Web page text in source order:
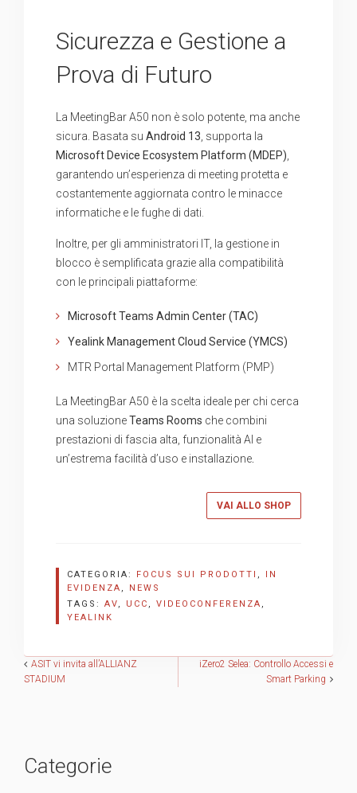
Sicurezza e Gestione a
Prova di Futuro
La MeetingBar A50 non è solo potente, ma anche
sicura. Basata su Android 13 , supporta la
Microsoft Device Ecosystem Platform (MDEP)
garantendo un’esperienza di meeting protetta e
costantemente aggiornata contro le minacce
informatiche e le fughe di dati.
Inoltre, per gli amministratori IT, la gestione in
blocco è semplificata grazie alla compatibilità
con le principali piattaforme:
Microsoft Teams Admin Center (TAC)
Yealink Management Cloud Service (YMCS)
MTR Portal Management Platform (PMP)
La MeetingBar A50 è la scelta ideale per chi cerca
una soluzioneTeams Rooms che combini
prestazioni di fascia alta, funzionalità AI e
un’estrema facilità d’uso e installazione
VAI ALLO SHOP
CATEGORIA: FOCUS SUI PRODOTTI , IN
EVIDENZA , NEWS
TAGS: AV, UCC , VIDEOCONFERENZA ,
YEALINK
Navigazione
ASIT vi invita all’ALLIANZ
STADIUM
iZero2 Selea: Controllo Accessi e
Smart Parking
Categorie